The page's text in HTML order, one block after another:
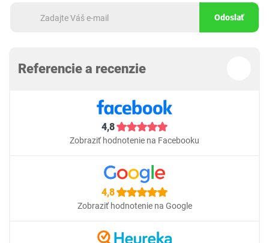
Odoslať
Referencie a recenzie
4,8
Zobraziť hodnotenie na Facebooku
4,8
Zobraziť hodnotenie na Google